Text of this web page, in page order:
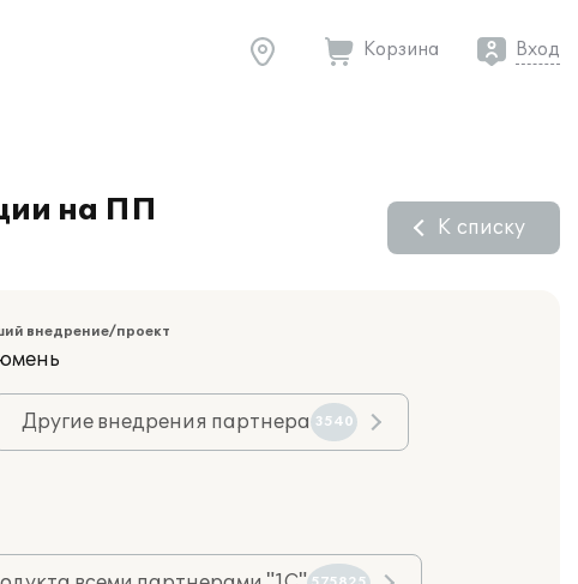
Корзина Вход
на ПП
К списку
внедрение/проект
Другие внедрения партнера 3540